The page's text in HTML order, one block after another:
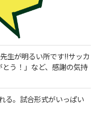
生が明るい所です!!サッカ
う！」など、感謝の気持
る。試合形式がいっぱい